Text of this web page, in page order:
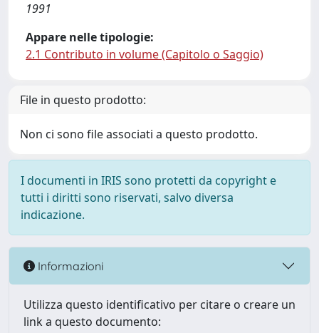
1991
Appare nelle tipologie:
2.1 Contributo in volume (Capitolo o Saggio)
File in questo prodotto:
Non ci sono file associati a questo prodotto.
I documenti in IRIS sono protetti da copyright e
tutti i diritti sono riservati, salvo diversa
indicazione.
Informazioni
Utilizza questo identificativo per citare o creare un
link a questo documento: